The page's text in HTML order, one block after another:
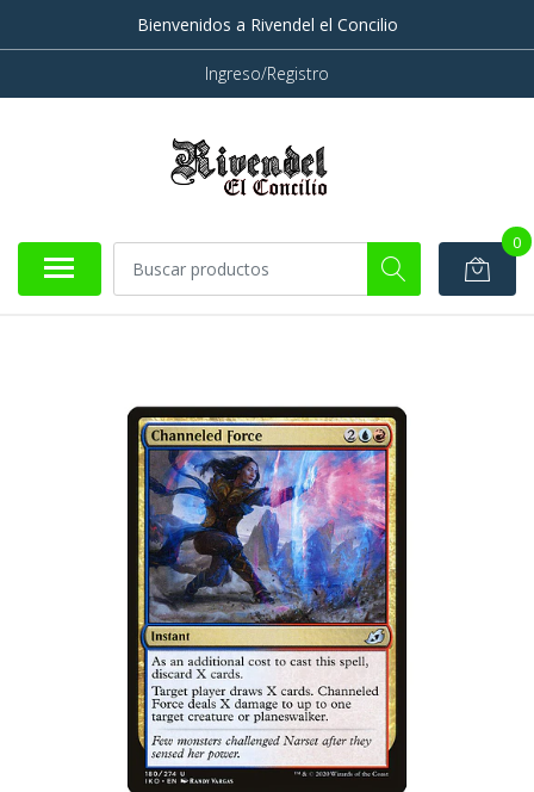
Bienvenidos a Rivendel el Concilio
Ingreso/Registro
0